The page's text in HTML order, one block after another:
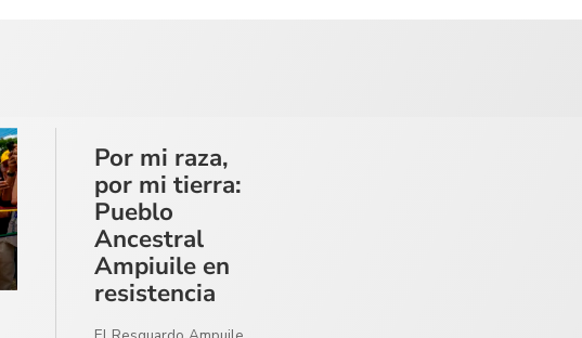
Por mi raza,
por mi tierra:
Pueblo
Ancestral
Ampiuile en
resistencia